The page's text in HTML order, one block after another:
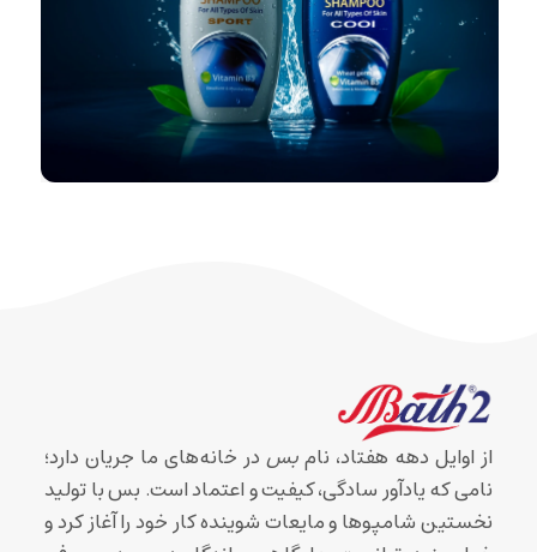
از اوایل دهه هفتاد، نامبس در خانه‌های ما جریان دارد؛
نامی که یادآور سادگی، کیفیت و اعتماد است. بس با تولید
نخستین شامپوها و مایعات شوینده کار خود را آغاز کرد و